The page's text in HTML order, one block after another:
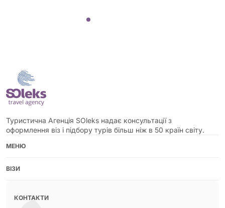
Туристична Агенція SOleks надає консультації з
оформлення віз і підбору турів більш ніж в 50 країн світу.
МЕНЮ
ВІЗИ
КОНТАКТИ